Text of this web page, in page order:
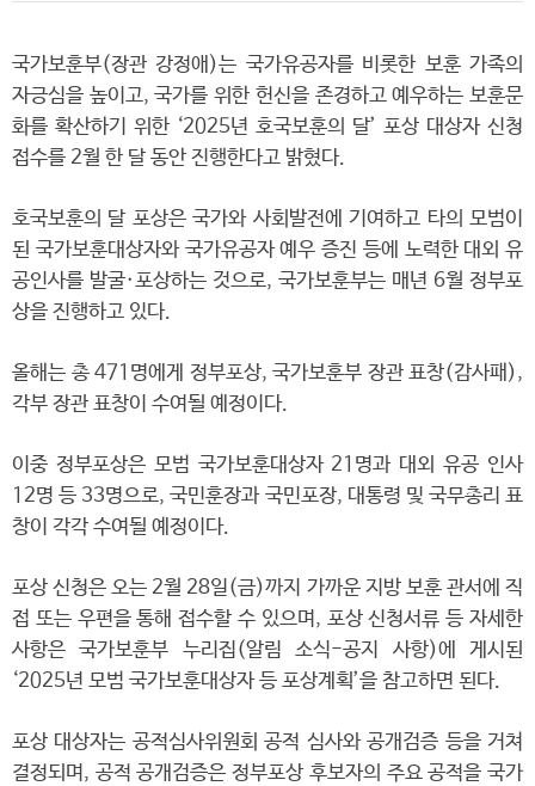
국가보훈부(장관 강정애)는 국가유공자를 비롯한 보훈 가족의
자긍심을 높이고, 국가를 위한 헌신을 존경하고 예우하는 보훈문
화를 확산하기 위한 ‘2025년 호국보훈의 달’ 포상 대상자 신청
접수를 2월 한 달 동안 진행한다고 밝혔다.
호국보훈의 달 포상은 국가와 사회발전에 기여하고 타의 모범이
된 국가보훈대상자와 국가유공자 예우 증진 등에 노력한 대외 유
공인사를 발굴·포상하는 것으로, 국가보훈부는 매년 6월 정부포
상을 진행하고 있다.
올해는 총 471명에게 정부포상, 국가보훈부 장관 표창(감사패),
각부 장관 표창이 수여될 예정이다.
이중 정부포상은 모범 국가보훈대상자 21명과 대외 유공 인사
12명 등 33명으로, 국민훈장과 국민포장, 대통령 및 국무총리 표
창이 각각 수여될 예정이다.
포상 신청은 오는 2월 28일(금)까지 가까운 지방 보훈 관서에 직
접 또는 우편을 통해 접수할 수 있으며, 포상 신청서류 등 자세한
사항은 국가보훈부 누리집(알림 소식-공지 사항)에 게시된
‘2025년 모범 국가보훈대상자 등 포상계획’을 참고하면 된다.
포상 대상자는 공적심사위원회 공적 심사와 공개검증 등을 거쳐
결정되며, 공적 공개검증은 정부포상 후보자의 주요 공적을 국가